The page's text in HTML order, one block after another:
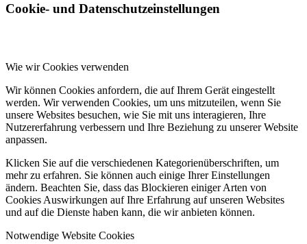
Cookie- und Datenschutzeinstellungen
Wie wir Cookies verwenden
Wir können Cookies anfordern, die auf Ihrem Gerät eingestellt
werden. Wir verwenden Cookies, um uns mitzuteilen, wenn Sie
unsere Websites besuchen, wie Sie mit uns interagieren, Ihre
Nutzererfahrung verbessern und Ihre Beziehung zu unserer Website
anpassen.
Klicken Sie auf die verschiedenen Kategorienüberschriften, um
mehr zu erfahren. Sie können auch einige Ihrer Einstellungen
ändern. Beachten Sie, dass das Blockieren einiger Arten von
Cookies Auswirkungen auf Ihre Erfahrung auf unseren Websites
und auf die Dienste haben kann, die wir anbieten können.
Notwendige Website Cookies